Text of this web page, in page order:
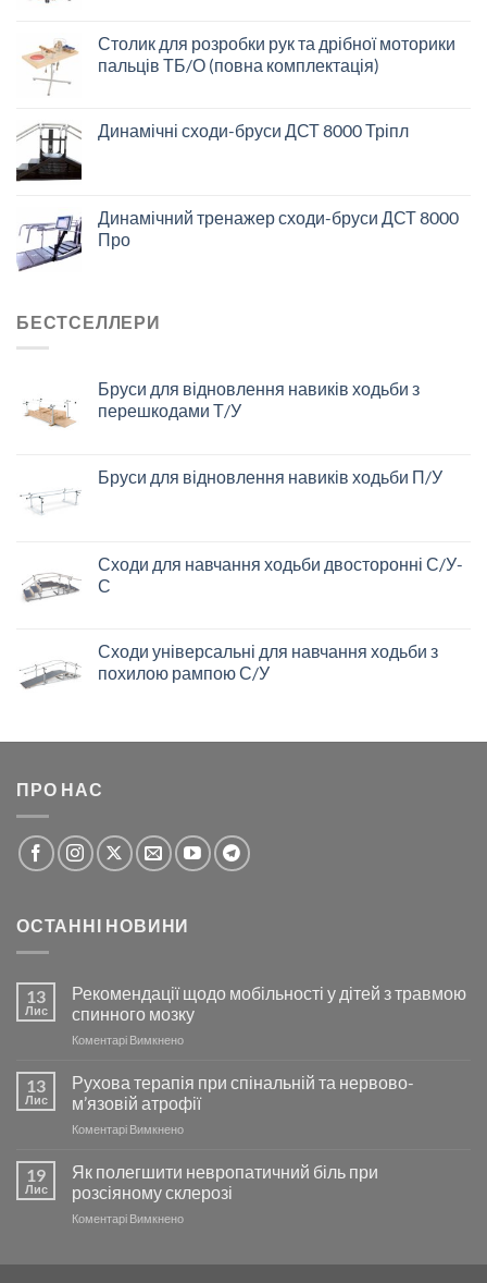
Столик для розробки рук та дрібної моторики
пальців ТБ/О (повна комплектація)
Динамічні сходи-бруси ДСТ 8000 Тріпл
Динамічний тренажер сходи-бруси ДСТ 8000
Про
БЕСТСЕЛЛЕРИ
Бруси для відновлення навиків ходьби з
перешкодами Т/У
Бруси для відновлення навиків ходьби П/У
Сходи для навчання ходьби двосторонні С/У-
С
Сходи універсальні для навчання ходьби з
похилою рампою С/У
ПРО НАС
ОСТАННІ НОВИНИ
13
Лис
Рекомендації щодо мобільності у дітей з травмою
спинного мозку
Коментарі Вимкненодо
щодо
мобільності
у
дітей
травмою
спинного
мозку
13
Лис
Рухова терапія при спінальній та нервово-
м’язовій атрофії
Коментарі Вимкненодо
при
спінальній
та
19
Лис
Як полегшити невропатичний біль при
розсіяному склерозі
Коментарі Вимкненодо